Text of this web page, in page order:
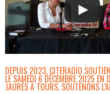
DEPUIS 2023, CITERADIO
LE SAMEDI 6 DÉCEMBRE 2025 EN
JAURÈS À TOURS. SOUTENONS